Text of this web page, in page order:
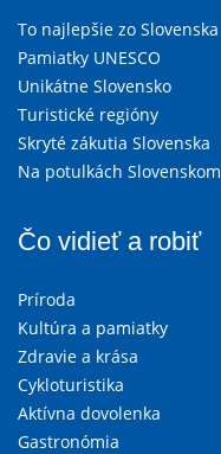
To najlepšie zo Slovenska
Pamiatky UNESCO
Unikátne Slovensko
Turistické regióny
Skryté zákutia Slovenska
Na potulkách Slovenskom
Čo vidieť a robiť
Príroda
Kultúra a pamiatky
Zdravie a krása
Cykloturistika
Aktívna dovolenka
Gastronómia